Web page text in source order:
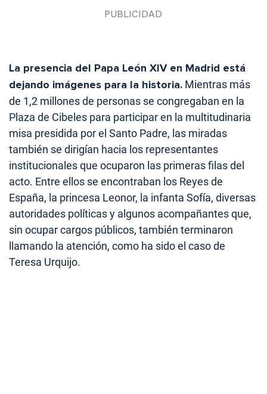
La presencia del Papa León XIVen Madrid está
dejando imágenes para la historia. Mientras más
de 1,2 millones de personas se congregaban en la
Plaza de Cibeles para participar en la multitudinaria
misa presidida por el Santo Padre, las miradas
también se dirigían hacia los representantes
institucionales que ocuparon las primeras filas del
acto. Entre ellos se encontraban los Reyes de
España, la princesa Leonor, la infanta Sofía, diversas
autoridades políticas y algunos acompañantes que,
sin ocupar cargos públicos, también terminaron
llamando la atención, como ha sido el caso de
Teresa Urquijo.